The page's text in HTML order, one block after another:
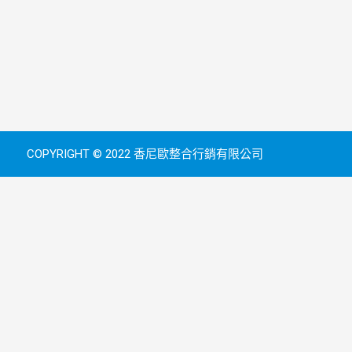
COPYRIGHT © 2022 香尼歐整合行銷有限公司